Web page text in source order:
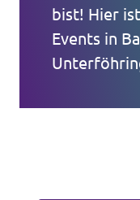
bist! Hier
Events in